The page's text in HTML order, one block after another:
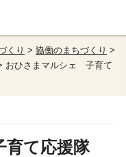
くり > 協働のまちづくり >
おひさまマルシェ 子育て
て応援隊